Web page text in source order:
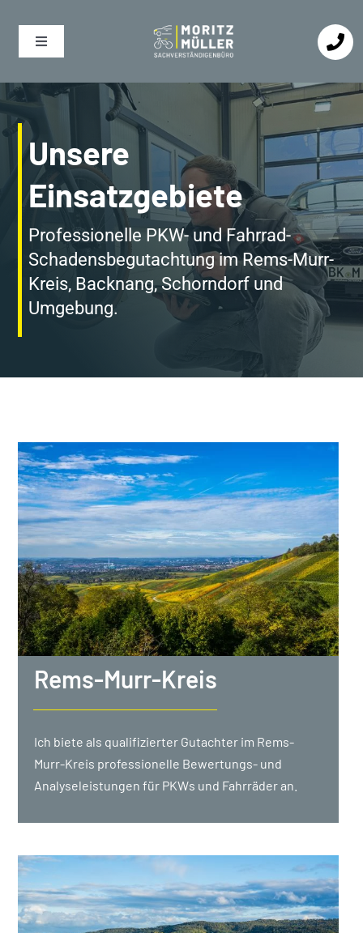
springenToggle
PKW
Fahrrad
Einsatzgebiete
Vermittlung
Blog
Unsere
Einsatzgebiete
Professionelle PKW- und Fahrrad-
Schadensbegutachtung im Rems-Murr-
Kreis, Backnang, Schorndorf und
Umgebung.
Rems-Murr-Kreis
Ich biete als qualifizierter Gutachter im Rems-
Murr-Kreis professionelle Bewertungs- und
Analyseleistungen für PKWs und Fahrräder an.